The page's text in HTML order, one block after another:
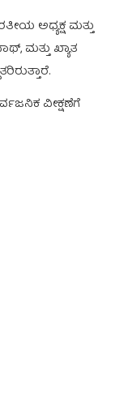
ಅಧ್ಯಕ್ಷ ಮತ್ತು
ಮತ್ತು ಖ್ಯಾತ
ವೀಕ್ಷಣೆಗೆ